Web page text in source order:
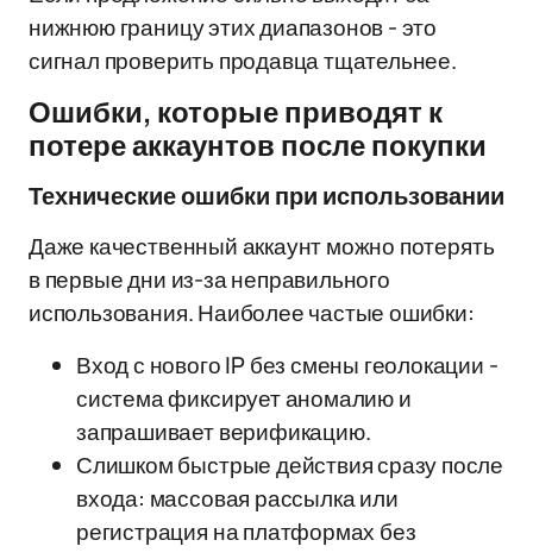
нижнюю границу этих диапазонов - это
сигнал проверить продавца тщательнее.
Ошибки, которые приводят к
потере аккаунтов после покупки
Технические ошибки при использовании
Даже качественный аккаунт можно потерять
в первые дни из-за неправильного
использования. Наиболее частые ошибки:
Вход с нового IP без смены геолокации -
система фиксирует аномалию и
запрашивает верификацию.
Слишком быстрые действия сразу после
входа: массовая рассылка или
регистрация на платформах без